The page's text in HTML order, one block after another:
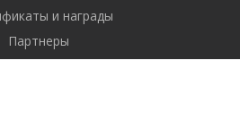
и награды
Партнеры